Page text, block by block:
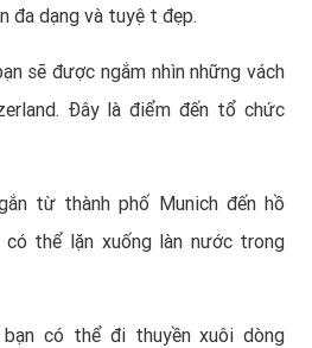
đa dạng và tuyệt đẹp.
sẽ được ngắm nhìn những vách
Đây là điểm đến tổ chức
từ thành phố Munich đến hồ
có thể lặn xuống làn nước trong
bạn có thể đi thuyền xuôi dòng